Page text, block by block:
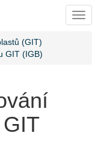
(GIT)
GIT (IGB)